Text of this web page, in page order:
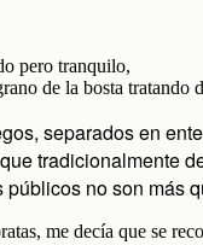
pero tranquilo,
de la bosta tratando
separados en
tradicionalmente
no son más
me decía que se